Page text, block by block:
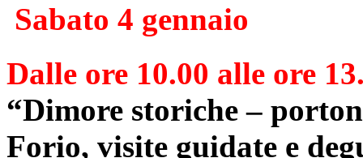
Sabato 4 gennaio
Dalle ore 10.00 alle ore
“Dimore storiche –
Forio, visite guidate e